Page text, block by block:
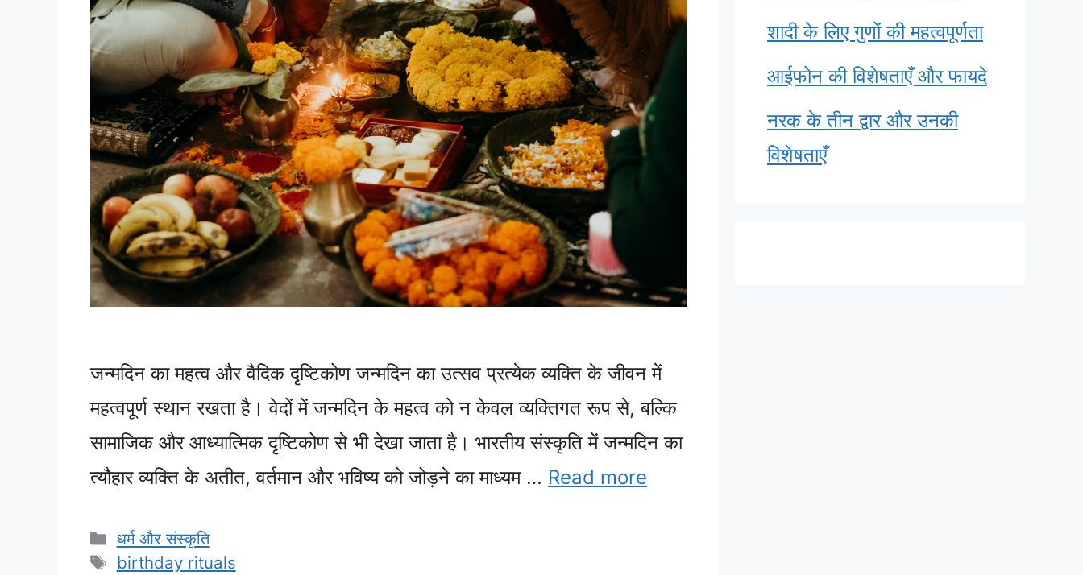
जन्मदिन का महत्व और वैदिक दृष्टिकोण जन्मदिन का उत्सव प्रत्येक व्यक्ति के जीवन में
महत्वपूर्ण स्थान रखता है। वेदों में जन्मदिन के महत्व को न केवल व्यक्तिगत रूप से, बल्कि
सामाजिक और आध्यात्मिक दृष्टिकोण से भी देखा जाता है। भारतीय संस्कृति में जन्मदिन का
त्यौहार व्यक्ति के अतीत, वर्तमान और भविष्य को जोड़ने का माध्यम … Read more
Categories
धर्म और संस्कृति
Tags
birthday rituals
शादी के लिए गुणों की महत्वपूर्णता
आईफोन की विशेषताएँ और फायदे
नरक के तीन द्वार और उनकी
विशेषताएँ